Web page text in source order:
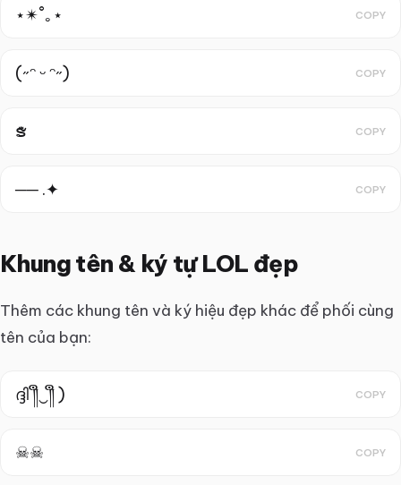
⋆✴︎˚｡⋆ COPY
(˶ᵔ ᵕ ᵔ˶) COPY
ຮꤪꤨꤪ COPY
── .✦ COPY
Khung tên & ký tự LOL đẹp
Thêm các khung tên và ký hiệu đẹp khác để phối cùng
tên của bạn:
ദ്ദി ༎ຶ‿༎ຶ ) COPY
☠︎☠︎ COPY